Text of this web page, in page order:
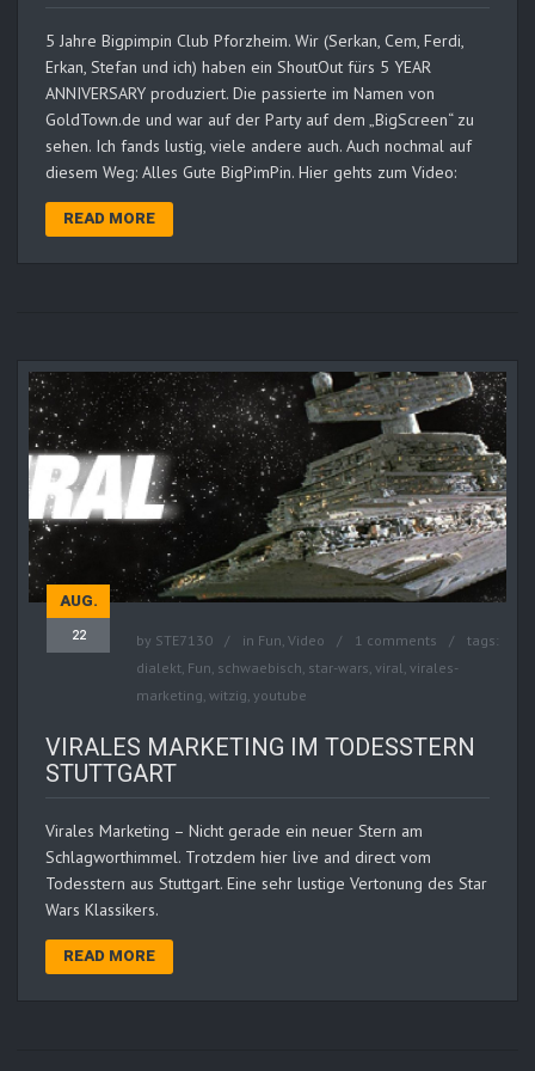
5 Jahre Bigpimpin Club Pforzheim. Wir (Serkan, Cem, Ferdi,
Erkan, Stefan und ich) haben ein ShoutOut fürs 5 YEAR
ANNIVERSARY produziert. Die passierte im Namen von
GoldTown.de und war auf der Party auf dem „BigScreen“ zu
sehen. Ich fands lustig, viele andere auch. Auch nochmal auf
diesem Weg: Alles Gute BigPimPin. Hier gehts zum Video:
READ MORE
AUG.
22 by STE7130 in Fun Video 1 comments
tags:
dialekt Fun schwaebisch star-wars viral virales-
marketing witzig youtube
VIRALES MARKETING IM TODESSTERN
STUTTGART
Virales Marketing – Nicht gerade ein neuer Stern am
Schlagworthimmel. Trotzdem hier live and direct vom
Todesstern aus Stuttgart. Eine sehr lustige Vertonung des Star
Wars Klassikers.
READ MORE